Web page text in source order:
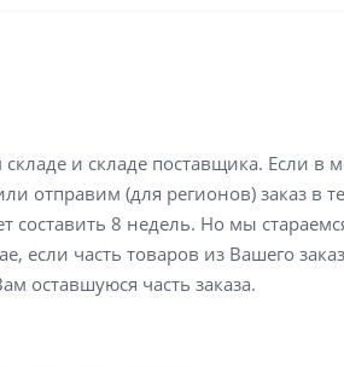
и складе поставщика. Если
(для регионов) заказ в
8 недель. Но мы
если часть товаров из Вашего
оставшуюся часть заказа.